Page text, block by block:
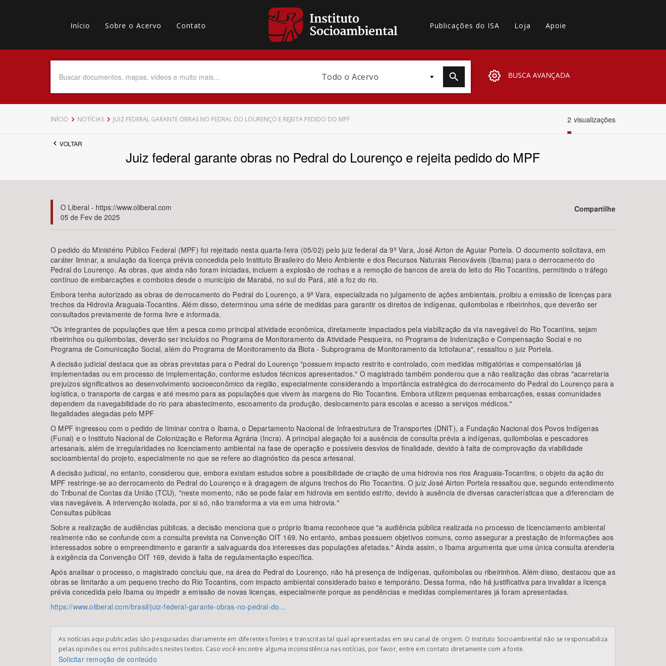
Main
navigation
Início Sobre o Acervo Contato
secundário
Publicações do ISA Loja Apoie
Todo o Acervo BUSCA AVANÇADA
Data do Documento Até
Tema
Área de Levantamento Área Protegida
BUSCAR
INÍCIO NOTÍCIAS JUIZ FEDERAL GARANTE OBRAS NO PEDRAL DO LOURENÇO E REJEITA PEDIDO DO MPF 2 visualizações
VOLTAR
Juiz federal garante obras no Pedral do Lourenço e rejeita pedido do MPF
O Liberal - https://www.oliberal.com
05 de Fev de 2025
Compartilhe
O pedido do Ministério Público Federal (MPF) foi rejeitado nesta quarta-feira (05/02) pelo juiz federal da 9ª Vara, José Airton de Aguiar Portela. O documento solicitava, em
caráter liminar, a anulação da licença prévia concedida pelo Instituto Brasileiro do Meio Ambiente e dos Recursos Naturais Renováveis (Ibama) para o derrocamento do
Pedral do Lourenço. As obras, que ainda não foram iniciadas, incluem a explosão de rochas e a remoção de bancos de areia do leito do Rio Tocantins, permitindo o tráfego
contínuo de embarcações e comboios desde o município de Marabá, no sul do Pará, até a foz do rio.
Embora tenha autorizado as obras de derrocamento do Pedral do Lourenço, a 9ª Vara, especializada no julgamento de ações ambientais, proibiu a emissão de licenças para
trechos da Hidrovia Araguaia-Tocantins. Além disso, determinou uma série de medidas para garantir os direitos de indígenas, quilombolas e ribeirinhos, que deverão ser
consultados previamente de forma livre e informada.
"Os integrantes de populações que têm a pesca como principal atividade econômica, diretamente impactados pela viabilização da via navegável do Rio Tocantins, sejam
ribeirinhos ou quilombolas, deverão ser incluídos no Programa de Monitoramento da Atividade Pesqueira, no Programa de Indenização e Compensação Social e no
Programa de Comunicação Social, além do Programa de Monitoramento da Biota - Subprograma de Monitoramento da Ictiofauna", ressaltou o juiz Portela.
A decisão judicial destaca que as obras previstas para o Pedral do Lourenço "possuem impacto restrito e controlado, com medidas mitigatórias e compensatórias já
implementadas ou em processo de implementação, conforme estudos técnicos apresentados." O magistrado também ponderou que a não realização das obras "acarretaria
prejuízos significativos ao desenvolvimento socioeconômico da região, especialmente considerando a importância estratégica do derrocamento do Pedral do Lourenço para a
logística, o transporte de cargas e até mesmo para as populações que vivem às margens do Rio Tocantins. Embora utilizem pequenas embarcações, essas comunidades
dependem da navegabilidade do rio para abastecimento, escoamento da produção, deslocamento para escolas e acesso a serviços médicos."
Ilegalidades alegadas pelo MPF
O MPF ingressou com o pedido de liminar contra o Ibama, o Departamento Nacional de Infraestrutura de Transportes (DNIT), a Fundação Nacional dos Povos Indígenas
(Funai) e o Instituto Nacional de Colonização e Reforma Agrária (Incra). A principal alegação foi a ausência de consulta prévia a indígenas, quilombolas e pescadores
artesanais, além de irregularidades no licenciamento ambiental na fase de operação e possíveis desvios de finalidade, devido à falta de comprovação da viabilidade
socioambiental do projeto, especialmente no que se refere ao diagnóstico da pesca artesanal.
A decisão judicial, no entanto, considerou que, embora existam estudos sobre a possibilidade de criação de uma hidrovia nos rios Araguaia-Tocantins, o objeto da ação do
MPF restringe-se ao derrocamento do Pedral do Lourenço e à dragagem de alguns trechos do Rio Tocantins. O juiz José Airton Portela ressaltou que, segundo entendimento
do Tribunal de Contas da União (TCU), "neste momento, não se pode falar em hidrovia em sentido estrito, devido à ausência de diversas características que a diferenciam de
vias navegáveis. A intervenção isolada, por si só, não transforma a via em uma hidrovia."
Consultas públicas
Sobre a realização de audiências públicas, a decisão menciona que o próprio Ibama reconhece que "a audiência pública realizada no processo de licenciamento ambiental
realmente não se confunde com a consulta prevista na Convenção OIT 169. No entanto, ambas possuem objetivos comuns, como assegurar a prestação de informações aos
interessados sobre o empreendimento e garantir a salvaguarda dos interesses das populações afetadas." Ainda assim, o Ibama argumenta que uma única consulta atenderia
à exigência da Convenção OIT 169, devido à falta de regulamentação específica.
Após analisar o processo, o magistrado concluiu que, na área do Pedral do Lourenço, não há presença de indígenas, quilombolas ou ribeirinhos. Além disso, destacou que as
obras se limitarão a um pequeno trecho do Rio Tocantins, com impacto ambiental considerado baixo e temporário. Dessa forma, não há justificativa para invalidar a licença
prévia concedida pelo Ibama ou impedir a emissão de novas licenças, especialmente porque as pendências e medidas complementares já foram apresentadas.
https://www.oliberal.com/brasil/juiz-federal-garante-obras-no-pedral-do…
As notícias aqui publicadas são pesquisadas diariamente em diferentes fontes e transcritas tal qual apresentadas em seu canal de origem. O Instituto Socioambiental não se responsabiliza
pelas opiniões ou erros publicados nestes textos. Caso você encontre alguma inconsistência nas notícias, por favor, entre em contato diretamente com a fonte.
Solicitar remoção de conteúdo